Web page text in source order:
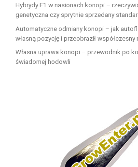
Hybrydy F1 w nasionach konopi –
genetyczna czy sprytnie sprzedany
Automatyczne odmiany konopi – jak
własną pozycję i przeobraził współczesny
Własna uprawa konopi – przewodnik po
świadomej hodowli